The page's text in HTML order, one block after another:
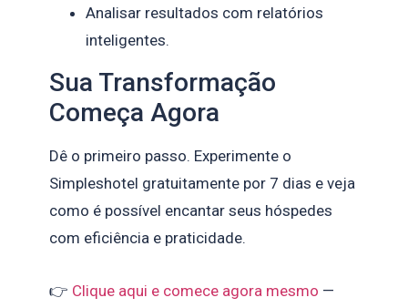
Analisar resultados com relatórios
inteligentes.
Sua Transformação
Começa Agora
Dê o primeiro passo. Experimente o
Simpleshotel gratuitamente por 7 dias e veja
como é possível encantar seus hóspedes
com eficiência e praticidade.
👉 Clique aqui e comece agora mesmo —